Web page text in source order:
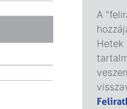
A
Hetek